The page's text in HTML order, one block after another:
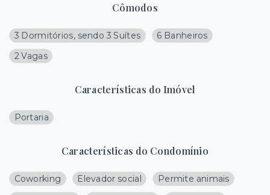
Cômodos
3 Dormitórios, sendo 3 Suítes
6 Banheiros
2 Vagas
Características do Imóvel
Portaria
Características do Condomínio
Coworking Elevador social
Permite animais